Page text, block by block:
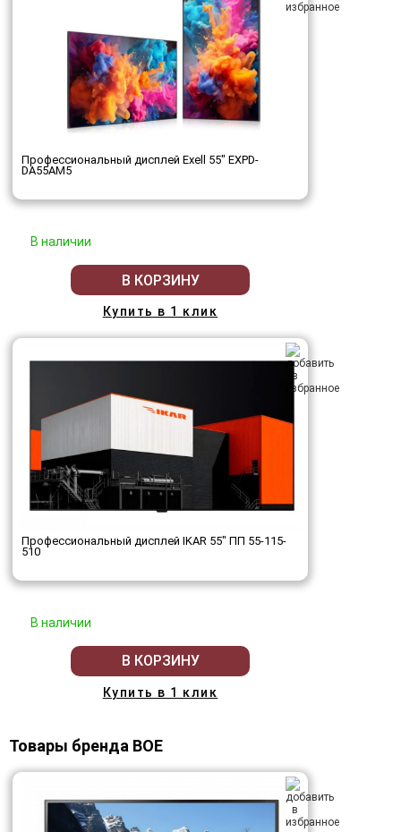
Профессиональный дисплей Exell 55" EXPD-
DA55AM5
В наличии
В КОРЗИНУ
Купить в 1 клик
Профессиональный дисплей IKAR 55" ПП 55-115-
510
В наличии
В КОРЗИНУ
Купить в 1 клик
Товары бренда BOE